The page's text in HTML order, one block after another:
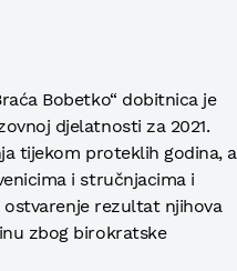
Bobetko“ dobitnica je
djelatnosti za 2021.
tijekom proteklih godina, a
i stručnjacima i
rezultat njihova
zbog birokratske